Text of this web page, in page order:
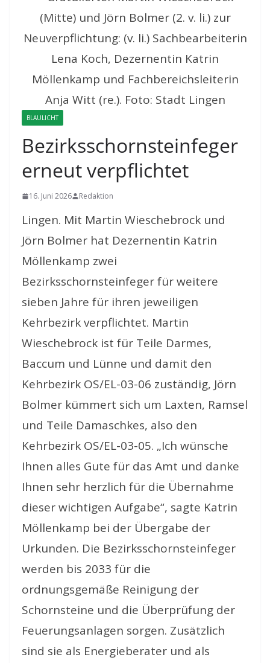
BLAULICHT
Bezirksschornsteinfeger
erneut verpflichtet
16. Juni 2026 Redaktion
Lingen. Mit Martin Wieschebrock und
Jörn Bolmer hat Dezernentin Katrin
Möllenkamp zwei
Bezirksschornsteinfeger für weitere
sieben Jahre für ihren jeweiligen
Kehrbezirk verpflichtet. Martin
Wieschebrock ist für Teile Darmes,
Baccum und Lünne und damit den
Kehrbezirk OS/EL-03-06 zuständig, Jörn
Bolmer kümmert sich um Laxten, Ramsel
und Teile Damaschkes, also den
Kehrbezirk OS/EL-03-05. „Ich wünsche
Ihnen alles Gute für das Amt und danke
Ihnen sehr herzlich für die Übernahme
dieser wichtigen Aufgabe“, sagte Katrin
Möllenkamp bei der Übergabe der
Urkunden. Die Bezirksschornsteinfeger
werden bis 2033 für die
ordnungsgemäße Reinigung der
Schornsteine und die Überprüfung der
Feuerungsanlagen sorgen. Zusätzlich
sind sie als Energieberater und als